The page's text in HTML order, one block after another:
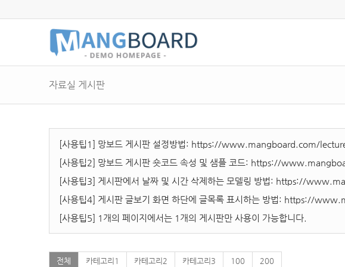
자료실 게시판
[사용팁1] 망보드 게시판 설정방법: https://www.mangboard.com/
[사용팁2] 망보드 게시판 숏코드 속성 및 샘플 코드: https://
[사용팁3] 게시판에서 날짜 및 시간 삭제하는 모델링 방법: https://
[사용팁4] 게시판 글보기 화면 하단에 글목록 표시하는 방법: https://
[사용팁5] 1개의 페이지에서는 1개의 게시판만 사용이 가능합니다.
전체 카테고리1 카테고리2 카테고리3 100 200